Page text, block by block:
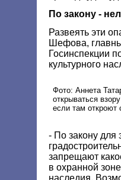
По закону -
Развеять эти
Шефова,
Госинспекции
культурного
Фото: Аннета
открываться
если там
- По закону для
запрещают
в охранной
наследия.